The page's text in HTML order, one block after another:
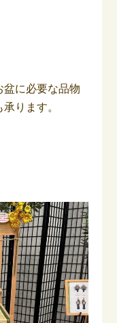
盆に必要な品物
ります。